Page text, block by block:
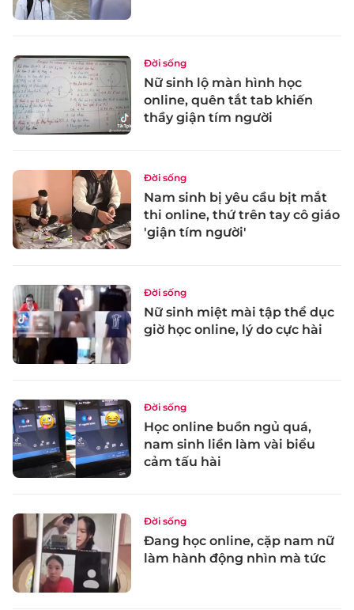
Đời sống
Nữ sinh lộ màn hình học
online, quên tắt tab khiến
thầy giận tím người
Đời sống
Nam sinh bị yêu cầu bịt mắt
thi online, thứ trên tay cô giáo
'giận tím người'
Đời sống
Nữ sinh miệt mài tập thể dục
giờ học online, lý do cực hài
Đời sống
Học online buồn ngủ quá,
nam sinh liền làm vài biểu
cảm tấu hài
Đời sống
Đang học online, cặp nam nữ
làm hành động nhìn mà tức